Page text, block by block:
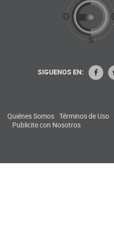
SIGUENOS EN:
Quiénes Somos Términos de Uso
Publicite con Nosotros